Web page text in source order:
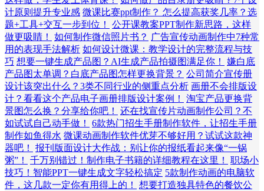
计原则提升专业感 微课比赛ppt制作？ 怎么提高获奖几率？选
题+工具+交互一步到位！
公开课教案PPT制作新思路，这样
做更吸睛！
如何制作微信照片书？ 广告宣传动画制作中7种常
用的表现手法解析 如何设计微课：教学设计的完整流程与技
巧 想要一键生成产品图？AI生成产品拍摄图满足你！
嫌白底
产品图太单调？白底产品图怎样更换背景？ 公司简介宣传册
设计该突出什么？3类不同行业的侧重点分析 画册不会排版设
计？看看这个产品电子画册排版设计案例！
淘宝产品更换背
景图怎么换？分享给你吧！
还在找宣传片动画制作公司？不
如试试自己动手做！
6款热门招生手册制作软件，让招生手册
制作如鱼得水 微课动画制作软件优芽不够好用？试试这款神
器吧！
报刊版面设计大作战：别让你的报纸看起来像“一锅
粥”！
千万别错过！制作电子书籍的详细教程在这里！
职场小
技巧！智能PPT一键生成文字轻松搞定 5款制作动画的电脑软
件，这几款一定你有用得上的！
想要打造独具特色的餐饮公